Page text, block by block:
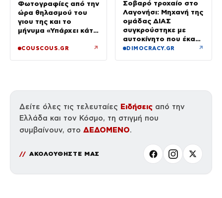
Φωτογραφίες από την
ώρα θηλασμού του
γιου της και το
μήνυμα «Υπάρχει κάτι
αργές μέρες»
COUSCOUS.GR ↗
Σοβαρό τροχαίο στο
Λαγονήσι: Μηχανή της
ομάδας ΔΙΑΣ
συγκρούστηκε με
αυτοκίνητο που έκανε
αναστροφή – Δύο
DIMOCRACY.GR ↗
Δείτε όλες τις τελευταίες Ειδήσεις από την
Ελλάδα και τον Κόσμο, τη στιγμή που
συμβαίνουν, στο ΔΕΔΟΜΕΝΟ.
ΑΚΟΛΟΥΘΗΣΤΕ ΜΑΣ